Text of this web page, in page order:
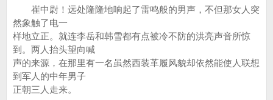
崔中尉！远处隆隆地响起了雷鸣般的男声，不但那女人突
然象触了电一
样地立正。就连李岳和韩雪都有点被冷不防的洪亮声音所惊
到。两人抬头望向喊
声的来源，在那里有一名虽然西装革履风貌却依然能使人联想
到军人的中年男子
正朝三人走来。